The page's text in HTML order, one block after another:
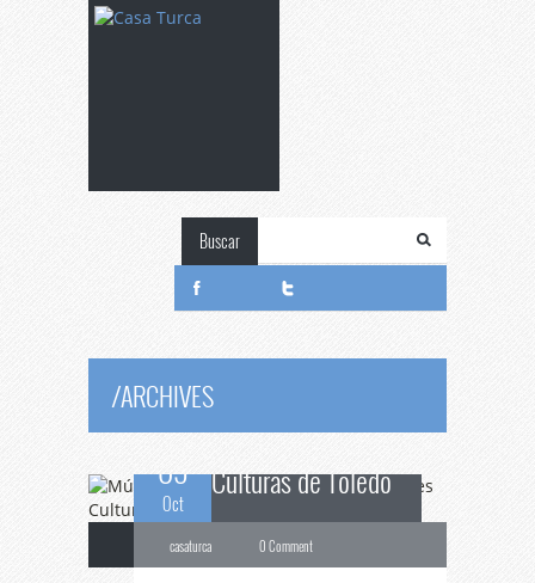
Buscar
/ARCHIVES
09
Oct
Músicay danza sufí
en Concierto de tres
Culturas de Toledo
casaturca 0 Comment